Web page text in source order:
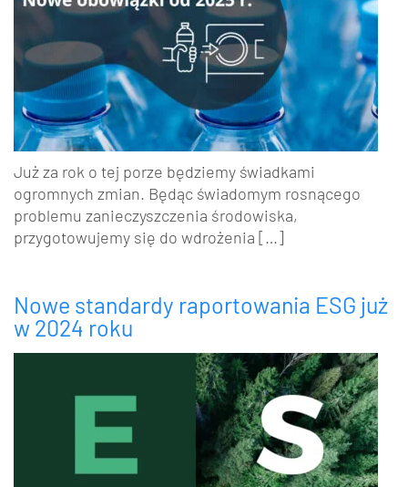
Już za rok o tej porze będziemy świadkami
ogromnych zmian. Będąc świadomym rosnącego
problemu zanieczyszczenia środowiska,
przygotowujemy się do wdrożenia […]
Nowe standardy raportowania ESG już
w 2024 roku